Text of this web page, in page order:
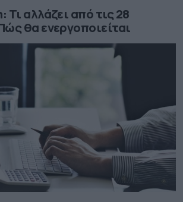
Τι αλλάζει από τις 28
θα ενεργοποιείται